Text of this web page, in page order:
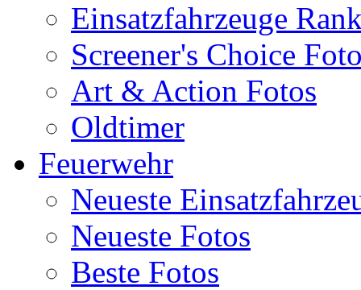
Einsatzfahrzeuge
Screener's Choice
Art & Action Fotos
Oldtimer
Feuerwehr
Neueste
Neueste Fotos
Beste Fotos